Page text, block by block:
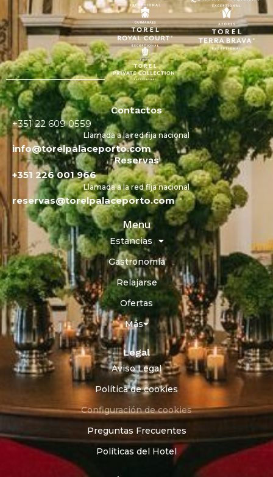
Contactos
+351 22 609 0559
Llamada a la red fija nacional
info@torelpalaceporto.com
Reservas
+351 226 001 966
Llamada a la red fija nacional
reservas@torelpalaceporto.com
Menu
Estancias
Gastronomía
Relajarse
Ofertas
Más
Legal
Aviso Legal
Política de cookies
Configuración de cookies
Preguntas Frecuentes
Políticas del Hotel